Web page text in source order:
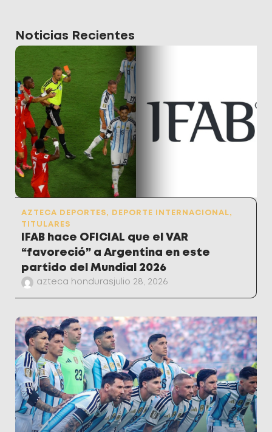
Noticias Recientes
AZTECA DEPORTES, DEPORTE INTERNACIONAL,
TITULARES
IFAB hace OFICIAL que el VAR
“favoreció” a Argentina en este
partido del Mundial 2026
azteca hondurasjulio 28, 2026